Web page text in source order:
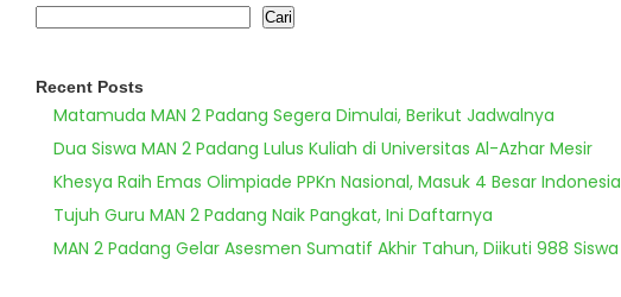
Cari
Recent Posts
Matamuda MAN 2 Padang Segera Dimulai, Berikut Jadwalnya
Dua Siswa MAN 2 Padang Lulus Kuliah di Universitas Al-Azhar Mesir
Khesya Raih Emas Olimpiade PPKn Nasional, Masuk 4 Besar Indonesia
Tujuh Guru MAN 2 Padang Naik Pangkat, Ini Daftarnya
MAN 2 Padang Gelar Asesmen Sumatif Akhir Tahun, Diikuti 988 Siswa